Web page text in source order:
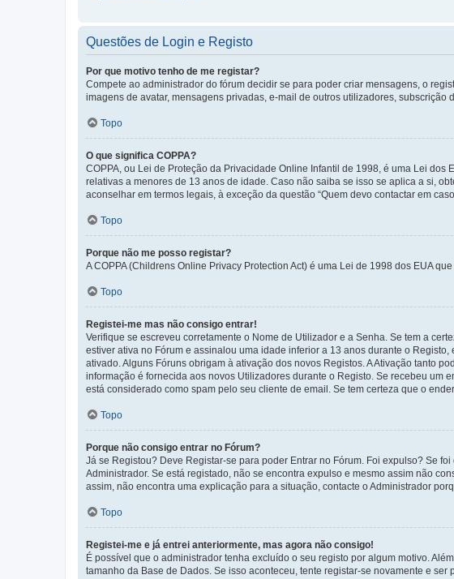
Questões de Login e Registo
Por que motivo tenho de me registar?
Compete ao administrador do fórum decidir se para poder criar mensagens, o
imagens de avatar, mensagens privadas, e-mail de outros utilizadores,
Topo
O que significa COPPA?
COPPA, ou Lei de Proteção da Privacidade Online Infantil de 1998, é uma Lei
relativas a menores de 13 anos de idade. Caso não saiba se isso se aplica a si,
aconselhar em termos legais, à exceção da questão “Quem devo contactar em
Topo
Porque não me posso registar?
A COPPA (Childrens Online Privacy Protection Act) é uma Lei de 1998 dos EUA
Topo
Registei-me mas não consigo entrar!
Verifique se escreveu corretamente o Nome de Utilizador e a Senha. Se tem a
estiver ativa no Fórum e assinalou uma idade inferior a 13 anos durante o
ativado. Alguns Fóruns obrigam à ativação dos novos Registos. A Ativação tanto
informação é fornecida aos novos Utilizadores durante o Registo. Se recebeu um
está considerado como spam pelo seu cliente de email. Se tem certeza que o
Topo
Porque não consigo entrar no Fórum?
Já se Registou? Deve Registar-se para poder Entrar no Fórum. Foi expulso? Se
Administrador. Se está registado, não se encontra expulso e mesmo assim não
assim, não encontra uma explicação para a situação, contacte o Administrador
Topo
Registei-me e já entrei anteriormente, mas agora não consigo!
É possível que o administrador tenha excluído o seu registo por algum motivo.
tamanho da Base de Dados. Se isso aconteceu, tente registar-se novamente e ser